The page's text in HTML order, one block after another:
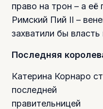
право на трон – а
Римский Пий II –
захватили бы
Последняя
Катерина Корнаро
последней
правительницей